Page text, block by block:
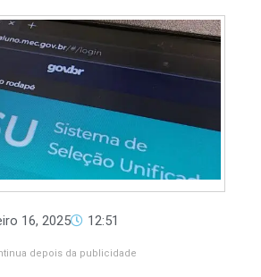
16, 2025 12:51
depois da publicidade